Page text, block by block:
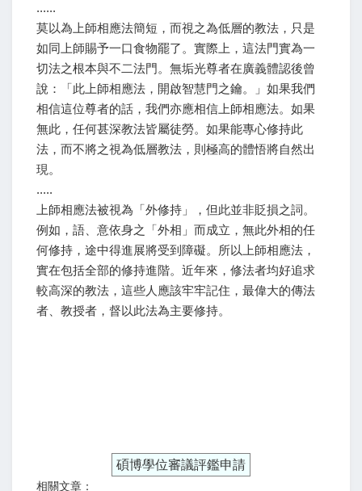
......
莫以為上師相應法簡短，而視之為低層的教法，只是
如同上師賜予一口食物罷了。實際上，這法門實為一
切法之根本與不二法門。無垢光尊者在廣義體認後曾
說：「此上師相應法，開啟智慧門之鑰。」如果我們
相信這位尊者的話，我們亦應相信上師相應法。如果
無此，任何甚深教法皆屬徒勞。如果能專心修持此
法，而不將之視為低層教法，則極高的體悟將自然出
現。
.....
上師相應法被視為「外修持」，但此並非貶損之詞。
例如，語、意依身之「外相」而成立，無此外相的任
何修持，途中得進展將受到障礙。所以上師相應法，
實在包括全部的修持進階。近年來，修法者均好追求
較高深的教法，這些人應該牢牢記住，最偉大的傳法
者、教授者，督以此法為主要修持。
碩博學位審議評鑑申請
相關文章：